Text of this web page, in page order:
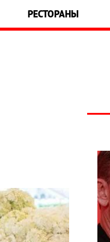
РЕСТОРАНЫ